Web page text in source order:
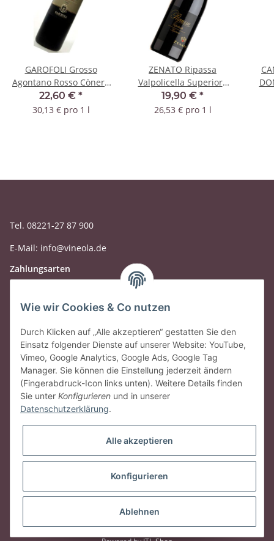
GAROFOLI Grosso
Agontano Rosso Cònero
Riserva 2020 DOC
22,60 € *
30,13 € pro 1 l
ZENATO Ripassa
Valpolicella Superiore
2020 DOC
19,90 € *
26,53 € pro 1 l
Tel. 08221-27 87 900
E-Mail: info@vineola.de
Zahlungsarten
Vertrag widerrufen
* Alle Preise inkl. gesetzlicher USt., zzgl.Versand
© vineola.de
Wie wir Cookies & Co nutzen
Durch Klicken auf „Alle akzeptieren“ gestatten Sie den
Einsatz folgender Dienste auf unserer Website: YouTube,
Vimeo, Google Analytics, Google Ads, Google Tag
Manager. Sie können die Einstellung jederzeit ändern
(Fingerabdruck-Icon links unten). Weitere Details finden
Sie unter Konfigurieren und in unserer
Datenschutzerklärung.
Alle akzeptieren
Konfigurieren
Ablehnen